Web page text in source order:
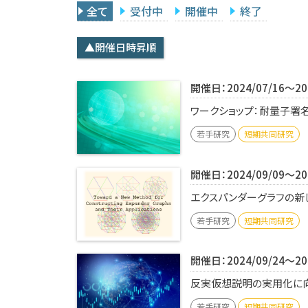
全て 受付中 開催中 終了
▲開催日時昇順
開催日：2024/07/16～
ワークショップ：耐量⼦
若手研究 短期共同研究
開催日：2024/09/09～
エクスパンダーグラフの
若手研究 短期共同研究
開催日：2024/09/24～
反実仮想説明の実用化に